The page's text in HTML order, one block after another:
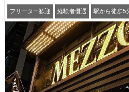
フリーター歓迎 経験者優遇 駅から徒歩5